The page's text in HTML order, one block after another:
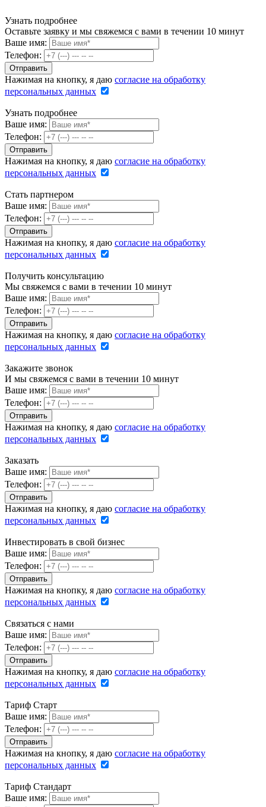
Узнать подробнее
Оставьте заявку и мы свяжемся с вами в течении 10 минут
Ваше имя:
Телефон:
Нажимая на кнопку, я даю согласие на обработку
персональных данных
Узнать подробнее
Ваше имя:
Телефон:
Нажимая на кнопку, я даю согласие на обработку
персональных данных
Стать партнером
Ваше имя:
Телефон:
Нажимая на кнопку, я даю согласие на обработку
персональных данных
Получить консультацию
Мы свяжемся с вами в течении 10 минут
Ваше имя:
Телефон:
Нажимая на кнопку, я даю согласие на обработку
персональных данных
Закажите звонок
И мы свяжемся с вами в течении 10 минут
Ваше имя:
Телефон:
Нажимая на кнопку, я даю согласие на обработку
персональных данных
Заказать
Ваше имя:
Телефон:
Нажимая на кнопку, я даю согласие на обработку
персональных данных
Инвестировать в свой бизнес
Ваше имя:
Телефон:
Нажимая на кнопку, я даю согласие на обработку
персональных данных
Связаться с нами
Ваше имя:
Телефон:
Нажимая на кнопку, я даю согласие на обработку
персональных данных
Тариф Старт
Ваше имя:
Телефон:
Нажимая на кнопку, я даю согласие на обработку
персональных данных
Тариф Стандарт
Ваше имя: